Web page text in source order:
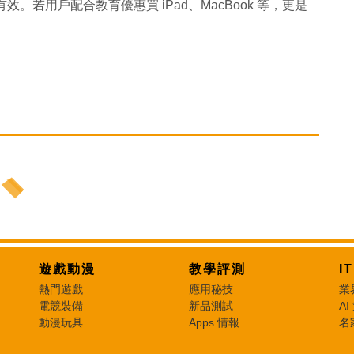
。若用戶配合教育優惠買 iPad、MacBook 等，更是
遊戲動漫
熱門遊戲
電競裝備
動漫玩具
教學評測
應用秘技
新品測試
Apps 情報
業
AI
名